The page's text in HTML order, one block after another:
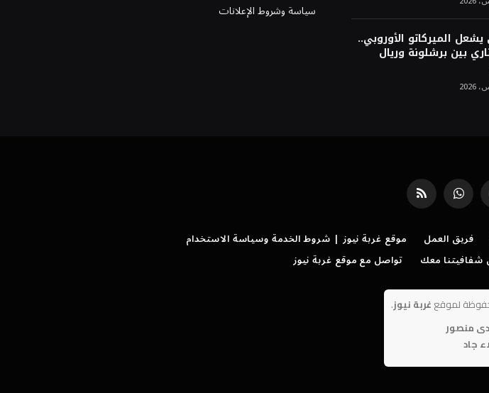
الميركاتو الأوروبي..
بين برشلونة وريال
سياسة وشروط الإعلانات
واتساب RSS
فريق العمل
موقع غربة نيوز | شروط الخدمة وسياسة الاستخدام
شفافيتنا معك
تواصل مع موقع غربة نيوز
لموقع غربة نيوز.
منصور
جاد